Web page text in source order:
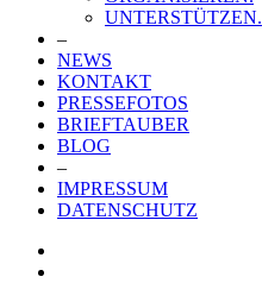
UNTERSTÜTZEN.
–
NEWS
KONTAKT
PRESSEFOTOS
BRIEFTAUBER
BLOG
–
IMPRESSUM
DATENSCHUTZ